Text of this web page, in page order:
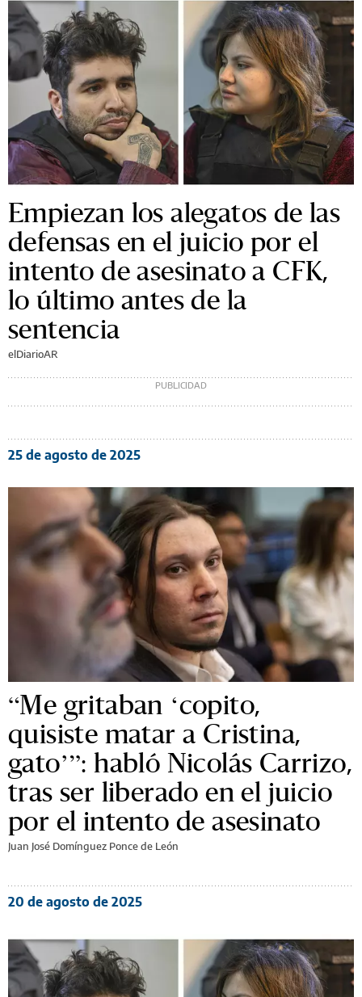
Empiezan los alegatos de las
defensas en el juicio por el
intento de asesinato a CFK,
lo último antes de la
sentencia
elDiarioAR
25 de agosto de 2025
“Me gritaban ‘copito,
quisiste matar a Cristina,
gato’”: habló Nicolás Carrizo,
tras ser liberado en el juicio
por el intento de asesinato
Juan José Domínguez Ponce de León
20 de agosto de 2025